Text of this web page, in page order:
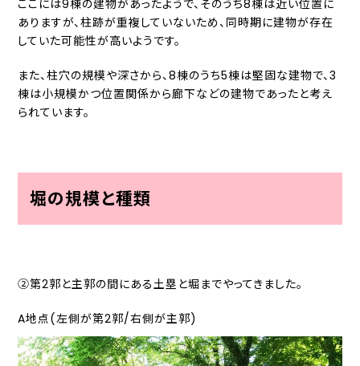
ここには9棟の建物があったようで、そのうち8棟は近い位置に
ありますが、柱跡が重複していないため、同時期に建物が存在
していた可能性が高いようです。
また、柱穴の規模や深さから、8棟のうち5棟は堅固な建物で、3
棟は小規模かつ位置関係から廊下などの建物であったと考え
られています。
堀の規模と種類
➁第2郭と主郭の間にある土塁と堀までやってきました。
A地点(左側が第2郭/右側が主郭)